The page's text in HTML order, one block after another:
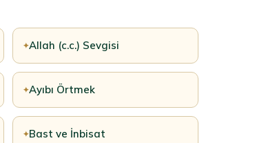
✦Allah (c.c.) Sevgisi
✦Ayıbı Örtmek
✦Bast ve İnbisat